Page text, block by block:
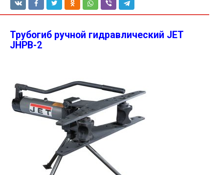
Трубогиб ручной гидравлический JET
JHPB-2